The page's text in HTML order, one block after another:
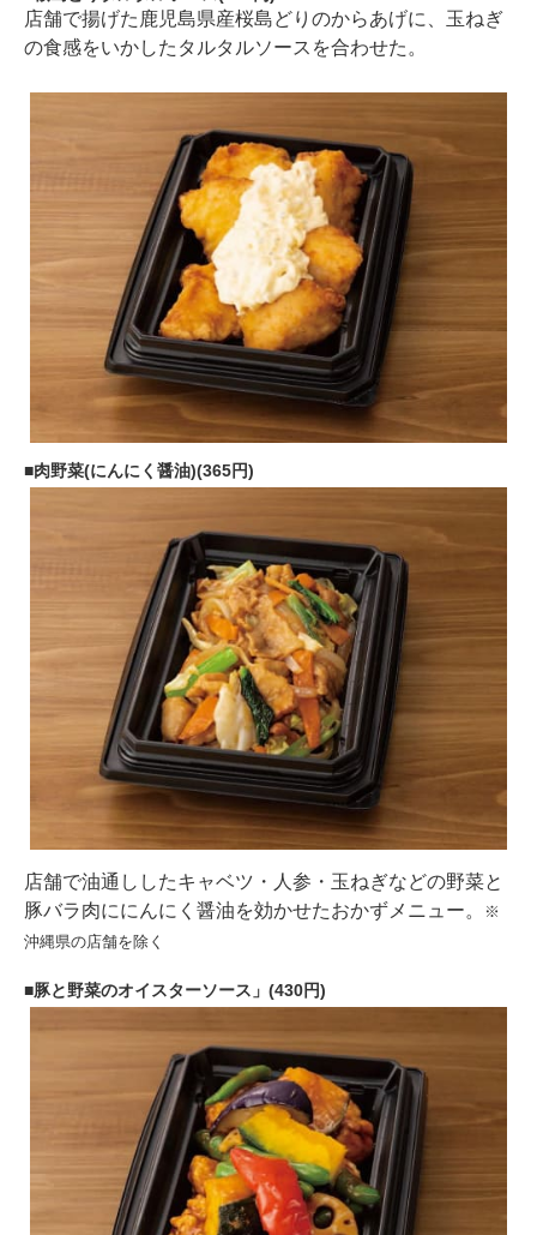
店舗で揚げた鹿児島県産桜島どりのからあげに、玉ねぎ
の食感をいかしたタルタルソースを合わせた。
肉野菜(にんにく醤油)(365円)
店舗で油通ししたキャベツ・人参・玉ねぎなどの野菜と
豚バラ肉ににんにく醤油を効かせたおかずメニュー。
※
沖縄県の店舗を除く
豚と野菜のオイスターソース」(430円)